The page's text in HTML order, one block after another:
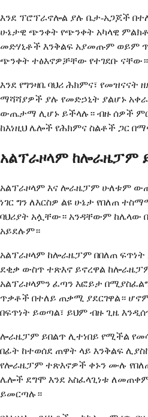
እንደ ፕሮፕራኖሎል ያሉ ቤታ-አጋጆች
ሁኔታዊ ጭንቀት የጭንቀት አካላዊ
መድሃኒቶች እንቅልፍ አያመጡም ወይም
ጭንቀት ተፅእኖዎቻቸው የተገደቡ ናቸው።
እንደ የግንዛቤ ባህሪ ሕክምና፣ የመዝናናት
ማሻሻያዎች ያሉ የመድኃኒት ያልሆኑ
ውጤታማ ሊሆኑ ይችላሉ። ብዙ ሰዎች
ከእነዚህ ሌሎች የሕክምና ስልቶች ጋር
አልፕራዞላም ከሎራዜፓም
አልፕራዞላም እና ሎራዜፓም ሁለቱም
ነገር ግን ለእርስዎ ልዩ ሁኔታ የበለጠ
ባህሪያት አሏቸው። አንዳቸውም ከሌላው
አይደሉም።
አልፕራዞላም ከሎራዜፓም በበለጠ ፍጥነት
ደቂቃ ውስጥ ተጽእኖ ይኖረዋል ከሎራዜፓም
አልፕራዞላምን ፈጣን እፎይታ
ጥቃቶች በተለይ ጠቃሚ ያደርገዋል።
በፍጥነት ይወጣል፣ ይህም ብዙ ጊዜ
ሎራዜፓም ይበልጥ ሊተነበይ የሚችል
በፊት ከተወሰደ ጠዋት ላይ እንቅልፍ
የሎራዜፓም ተጽእኖዎች ቀኑን ሙሉ
ሌሎች ደግሞ እንደ አስፈላጊነቱ
ይመርጣሉ።